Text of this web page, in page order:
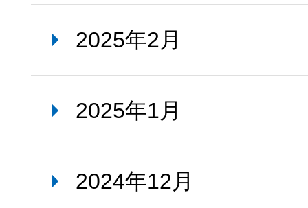
2025年2月
2025年1月
2024年12月